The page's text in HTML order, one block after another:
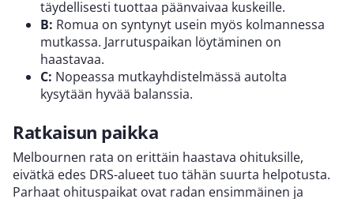
täydellisesti tuottaa päänvaivaa kuskeille.
B: Romua on syntynyt usein myös kolmannessa
mutkassa. Jarrutuspaikan löytäminen on
haastavaa.
C: Nopeassa mutkayhdistelmässä autolta
kysytään hyvää balanssia.
Ratkaisun paikka
Melbournen rata on erittäin haastava ohituksille,
eivätkä edes DRS-alueet tuo tähän suurta helpotusta.
Parhaat ohituspaikat ovat radan ensimmäinen ja